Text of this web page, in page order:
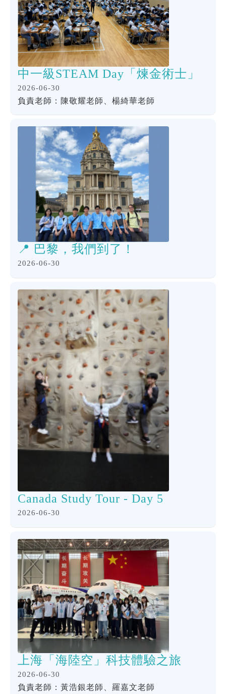
中一級STEAM Day「煉金術士」
2026-06-30
負責老師：陳敬耀老師、楊綺華老師
📍 巴黎，我們到了！
2026-06-30
Canada Study Tour - Day 5
2026-06-30
上海「海陸空」科技體驗之旅
2026-06-30
負責老師：黃浩銀老師、羅嘉文老師